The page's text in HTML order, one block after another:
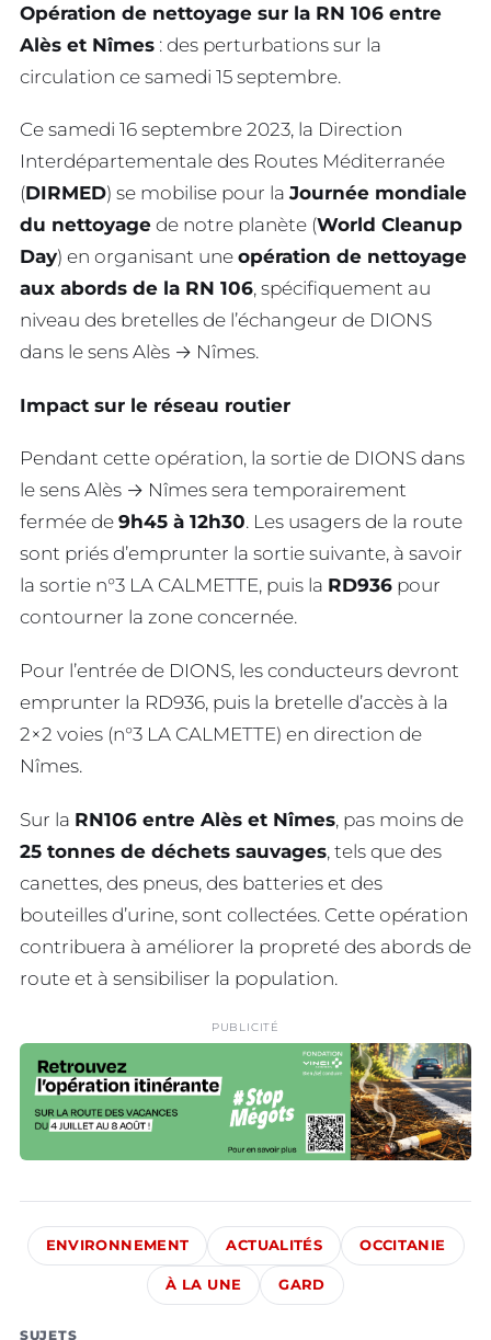
Opération de nettoyage sur la RN 106 entre
Alès et Nîmes : des perturbations sur la
circulation ce samedi 15 septembre.
Ce samedi 16 septembre 2023, la Direction
Interdépartementale des Routes Méditerranée
(DIRMED) se mobilise pour la Journée mondiale
du nettoyage de notre planète (World Cleanup
Day) en organisant une opération de nettoyage
aux abords de la RN 106, spécifiquement au
niveau des bretelles de l’échangeur de DIONS
dans le sens Alès → Nîmes.
Impact sur le réseau routier
Pendant cette opération, la sortie de DIONS dans
le sens Alès → Nîmes sera temporairement
fermée de 9h45 à 12h30. Les usagers de la route
sont priés d’emprunter la sortie suivante, à savoir
la sortie n°3 LA CALMETTE, puis la RD936 pour
contourner la zone concernée.
Pour l’entrée de DIONS, les conducteurs devront
emprunter la RD936, puis la bretelle d’accès à la
2×2 voies (n°3 LA CALMETTE) en direction de
Nîmes.
Sur la RN106 entre Alès et Nîmes, pas moins de
25 tonnes de déchets sauvages, tels que des
canettes, des pneus, des batteries et des
bouteilles d’urine, sont collectées. Cette opération
contribuera à améliorer la propreté des abords de
route et à sensibiliser la population.
PUBLICITÉ
ENVIRONNEMENT ACTUALITÉS OCCITANIE
À LA UNE GARD
SUJETS